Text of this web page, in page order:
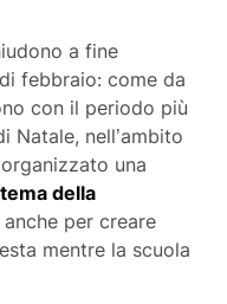
a fine
febbraio: come da
con il periodo più
Natale, nell’ambito
una
della
anche per creare
mentre la scuola